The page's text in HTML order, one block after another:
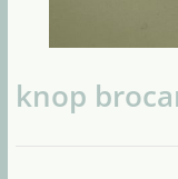
knop